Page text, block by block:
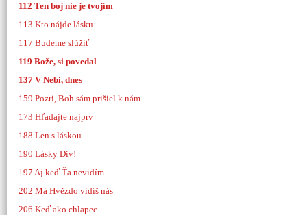
112 Ten boj nie je tvojím
113 Kto nájde lásku
117 Budeme slúžiť
119 Bože, si povedal
137 V Nebi, dnes
159 Pozri, Boh sám prišiel k nám
173 Hľadajte najprv
188 Len s láskou
190 Lásky Div!
197 Aj keď Ťa nevidím
202 Má Hvězdo vidíš nás
206 Keď ako chlapec